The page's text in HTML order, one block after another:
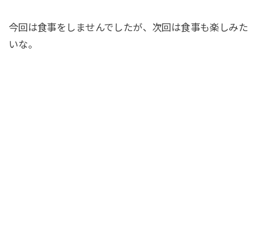
今回は食事をしませんでしたが、次回は食事も楽しみた
いな。